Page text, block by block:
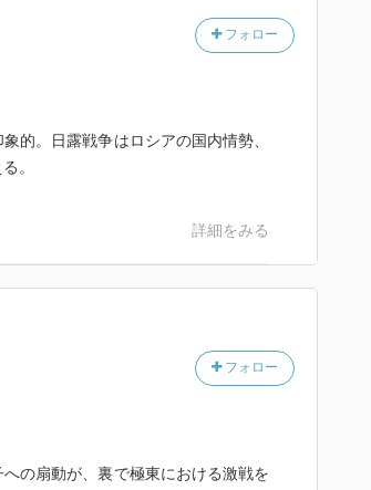
フォロー
的。日露戦争はロシアの国内情勢、
。
詳細をみる
フォロー
の扇動が、裏で極東における激戦を